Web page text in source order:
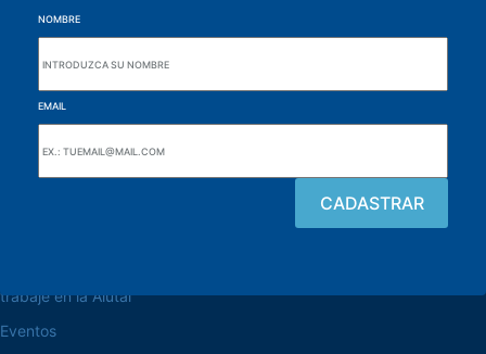
NOMBRE
EMAIL
trabaje en la Alutal
Eventos